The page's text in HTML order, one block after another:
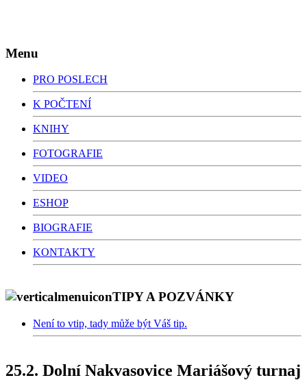
Menu
PRO POSLECH
K POČTENÍ
KNIHY
FOTOGRAFIE
VIDEO
ESHOP
BIOGRAFIE
KONTAKTY
TIPY A POZVÁNKY
Není to vtip, tady může být Váš tip.
25.2. Dolní Nakvasovice Mariášový turnaj